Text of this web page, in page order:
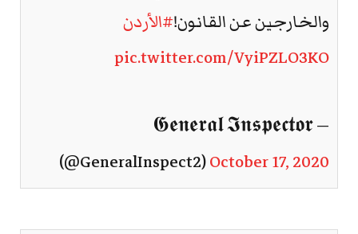
والخارجين عن القانون!#الأردن
pic.twitter.com/VyiPZLO3KO
— 𝕲𝖊𝖓𝖊𝖗𝖆𝖑 𝕴𝖓𝖘𝖕𝖊𝖈𝖙𝖔𝖗
(@GeneralInspect2)October 17, 2020